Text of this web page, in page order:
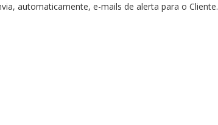
automaticamente, e-mails de alerta para o Cliente.